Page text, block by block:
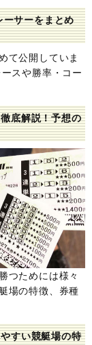
サーをまとめ
て公開していま
スや勝率・コー
底解説！予想の
つためには様々
場の特徴、券種
すい競艇場の特